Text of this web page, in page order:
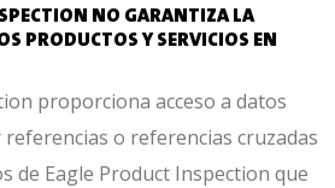
NO GARANTIZA LA
PRODUCTOS Y SERVICIOS EN
proporciona acceso a datos
o referencias cruzadas
de Eagle Product Inspection que